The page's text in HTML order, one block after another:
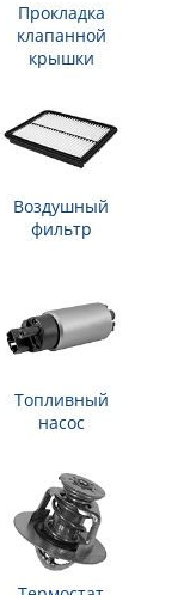
Прокладка
клапанной
крышки
Воздушный
фильтр
Топливный
насос